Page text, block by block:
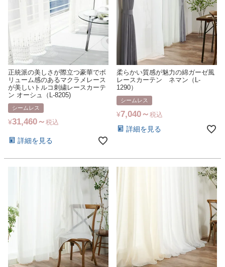
正統派の美しさが際立つ豪華でボ
リューム感のあるマクラメレース
が美しいトルコ刺繍レースカーテ
ン オーシュ（L-8205)
シームレス
¥31,460 税込
詳細を見る
柔らかい質感が魅力の綿ガーゼ風
レースカーテン ネマン（L-
1290）
シームレス
¥7,040 税込
詳細を見る